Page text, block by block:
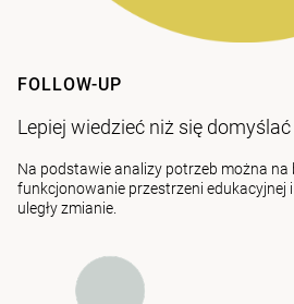
FOLLOW-UP
Lepiej wiedzieć niż się domyślać
Na podstawie analizy potrzeb można na
funkcjonowanie przestrzeni edukacyjnej
uległy zmianie.